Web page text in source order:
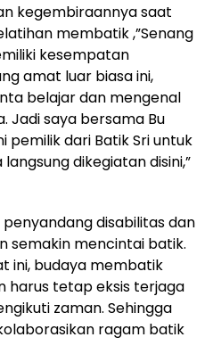
kegembiraannya saat
membatik ,”Senang
kesempatan
amat luar biasa ini,
belajar dan mengenal
Jadi saya bersama Bu
pemilik dari Batik Sri untuk
dikegiatan disini,”
disabilitas dan
semakin mencintai batik.
ini, budaya membatik
harus tetap eksis terjaga
zaman. Sehingga
ragam batik